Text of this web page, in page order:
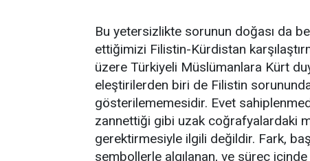
Bu yetersizlikte sorunun doğası da
ettiğimizi Filistin-Kürdistan
üzere Türkiyeli Müslümanlara Kürt
eleştirilerden biri de Filistin
gösterilememesidir. Evet
zannettiği gibi uzak coğrafyalardaki
gerektirmesiyle ilgili değildir. Fark,
sembollerle algılanan, ve süreç